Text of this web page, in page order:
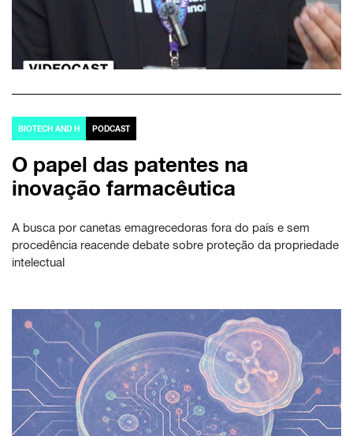
BIOTECH AND H PODCAST
O papel das patentes na
inovação farmacêutica
A busca por canetas emagrecedoras fora do país e sem
procedência reacende debate sobre proteção da propriedade
intelectual